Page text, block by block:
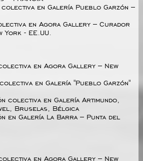
en Galería Pueblo Garzón –
en Agora Gallery – Curador
York - EE.UU.
en Agora Gallery – New
en Galería "Pueblo Garzón"
colectiva en Galería Artimundo,
Bruselas, Bélgica
en Galería La Barra – Punta del
en Agora Gallery – New